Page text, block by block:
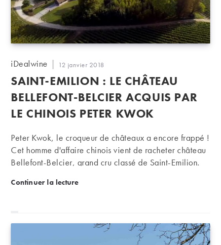
Auteur/autrice
la
publication :
iDealwine
Publication
publiée :
12 janvier 2018
SAINT-EMILION : LE CHÂTEAU
BELLEFONT-BELCIER ACQUIS PAR
LE CHINOIS PETER KWOK
Peter Kwok, le croqueur de châteaux a encore frappé !
Cet homme d'affaire chinois vient de racheter château
Bellefont-Belcier, grand cru classé de Saint-Emilion.
conseillé par l'éminent œnologue Michel Rolland
Continuer la lectureSaint-Emilion : le château Bellefont-Belcier acquis